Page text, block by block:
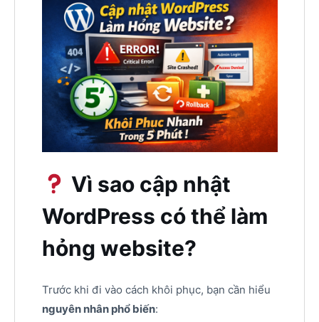
Vì sao cập nhật
WordPress có thể làm
hỏng website?
Trước khi đi vào cách khôi phục, bạn cần hiểu
nguyên nhân phổ biến: